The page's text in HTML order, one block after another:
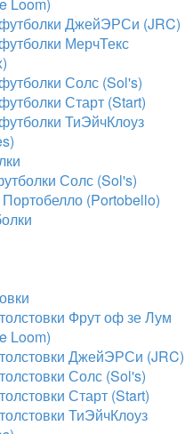
ДжейЭРСи (JRC)
МерчТекс
Солс (Sol's)
Старт (Start)
ТиЭйчКлоуз
Солс (Sol's)
(Portobello)
Фрут оф зе Лум
Loom)
ДжейЭРСи (JRC)
Солс (Sol's)
Старт (Start)
ТиЭйчКлоуз